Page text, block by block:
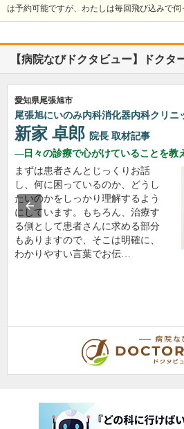
は予約可能ですが、わたしは毎回飛び込みで伺
【病院なびドクタビュー】ドクタ
愛知県尾張旭市
尾張旭にいのみ内科消化器内科クリニ
新家 卓郎 院長 取材記事
日々の診療で心がけていることを教
まずは患者さんとじっくりお話
し、何に困っているのか、どうし
たいのかをしっかり理解するよう
にしています。もちろん、治療す
る側として患者さんに求める部分
もありますので、そこは明確に、
わかりやすい言葉でお伝…